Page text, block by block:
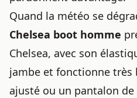
Quand la météo se
Chelsea boot homme
Chelsea, avec son
jambe et fonctionne très
ajusté ou un pantalon de